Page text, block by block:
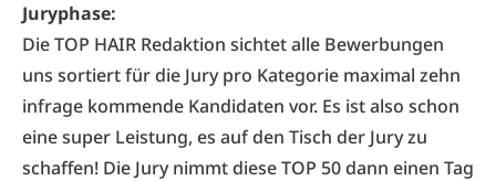
Juryphase:
Die TOP HAIR Redaktion sichtet alle Bewerbungen
uns sortiert für die Jury pro Kategorie maximal zehn
infrage kommende Kandidaten vor. Es ist also schon
eine super Leistung, es auf den Tisch der Jury zu
schaffen! Die Jury nimmt diese TOP 50 dann einen Tag